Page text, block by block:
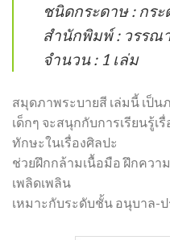
ชนิดกระดาษ : กร
สำนักพิมพ์ : วรรณ
จำนวน : 1 เล่ม
สมุดภาพระบายสี เล่มนี้ เป็
เด็กๆ จะสนุกกับการเรียนรู้เ
ทักษะในเรื่องศิลปะ
ช่วยฝึกกล้ามเนื้อมือ ฝึกควา
เพลิดเพลิน
เหมาะกับระดับชั้น อนุบาล-